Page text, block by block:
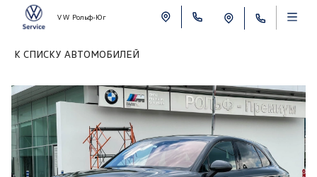
VW Рольф-Юг
К СПИСКУ АВТОМОБИЛЕЙ